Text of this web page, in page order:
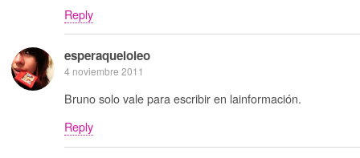
Reply
esperaqueloleo
4 noviembre 2011
Bruno solo vale para escribir en lainformación.
Reply